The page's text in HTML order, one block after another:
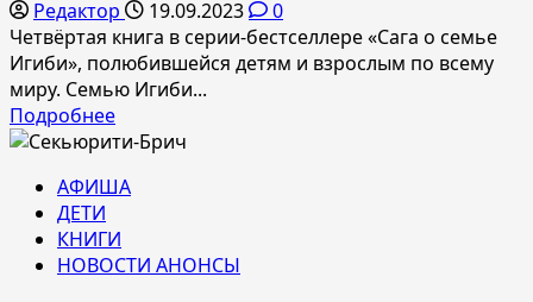
Редактор 19.09.2023
0
Четвёртая книга в серии-бестселлере «Сага о семье
Игиби», полюбившейся детям и взрослым по всему
миру. Семью Игиби...
ПодробнееПрочитать
больше
Издательство
в
сентябре
АФИША
ДЕТИ
КНИГИ
НОВОСТИ АНОНСЫ